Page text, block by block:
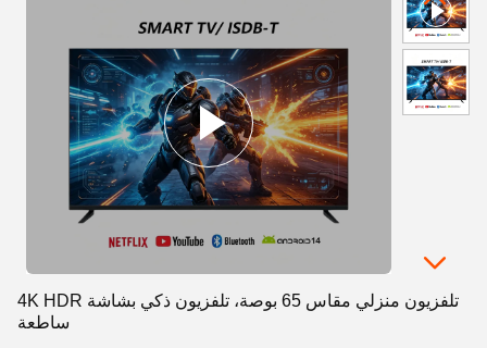
تلفزيون منزلي مقاس 65 بوصة، تلفزيون ذكي بشاشة 4K HDR
ساطعة